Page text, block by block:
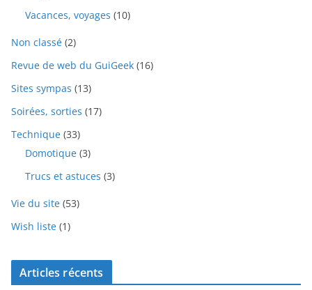
Vacances, voyages (10)
Non classé (2)
Revue de web du GuiGeek (16)
Sites sympas (13)
Soirées, sorties (17)
Technique (33)
Domotique (3)
Trucs et astuces (3)
Vie du site (53)
Wish liste (1)
Articles récents